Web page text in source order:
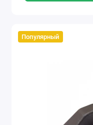
Популярный